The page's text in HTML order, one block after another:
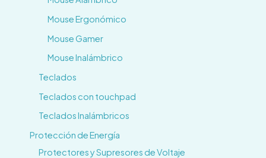
Mouse Ergonómico
Mouse Gamer
Mouse Inalámbrico
Teclados
Teclados con touchpad
Teclados Inalámbricos
Protección de Energía
Protectores y Supresores de Voltaje